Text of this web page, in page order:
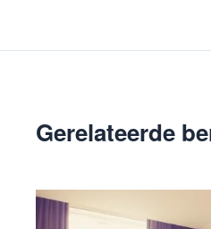
Gerelateerde